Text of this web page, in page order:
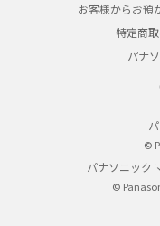
お客様からお預
特定商
パナ
©
パナソニック
©